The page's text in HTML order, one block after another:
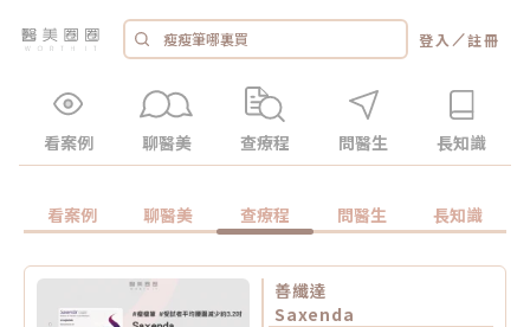
登入 ／註冊
看案例 聊醫美 查療程 問醫生 長知識
看案例 聊醫美 查療程 問醫生 長知識
善纖達
Saxenda